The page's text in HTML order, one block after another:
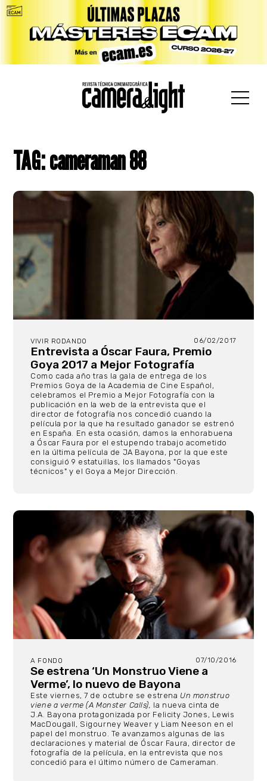
TAG: cameraman 88
VIVIR RODANDO 06/02/2017
Entrevista a Óscar Faura, Premio
Goya 2017 a Mejor Fotografía
Como cada año tras la gala de entrega de los
Premios Goya de la Academia de Cine Español,
celebramos el Premio a Mejor Fotografía con la
publicación en la web de la entrevista que el
director de fotografía nos concedió cuando la
película por la que ha resultado ganador se estrenó
en España. En esta ocasión, damos la enhorabuena
a Óscar Faura por el estupendo trabajo acometido
en la última película de JA Bayona, por la que este
consiguió 9 estatuillas, los llamados "Goyas
técnicos" y el Goya a Mejor Dirección.
A FONDO 07/10/2016
Se estrena ‘Un Monstruo Viene a
Verme’, lo nuevo de Bayona
Este viernes, 7 de octubre se estrena Un monstruo
viene a verme (A Monster Calls), la nueva cinta de
J.A. Bayona protagonizada por Felicity Jones, Lewis
MacDougall, Sigourney Weaver y Liam Neeson en el
papel del monstruo. Te avanzamos algunas de las
declaraciones y material de Óscar Faura, director de
fotografía de la película, en la entrevista que nos
concedió para el último número de Cameraman.